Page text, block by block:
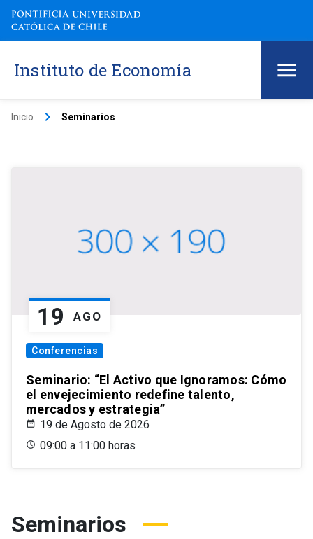
Instituto de Economía
Inicio keyboard_arrow_right Seminarios
19 AGO
Conferencias
Seminario: “El Activo que Ignoramos: Cómo
el envejecimiento redefine talento,
mercados y estrategia”
19 de Agosto de 2026
09:00 a 11:00 horas
Seminarios